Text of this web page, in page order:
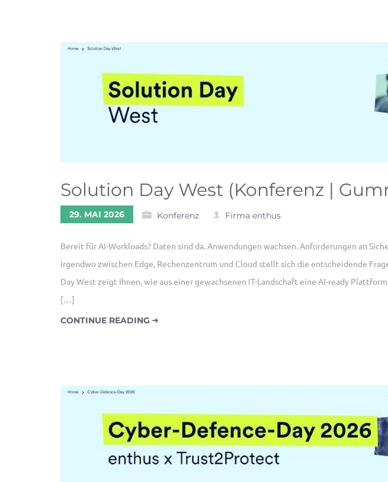
Solution Day West (Konferenz |
29. MAI 2026 Konferenz Firma enthus
Bereit für AI-Workloads? Daten sind da. Anwendungen wachsen. Anforderungen an
irgendwo zwischen Edge, Rechenzentrum und Cloud stellt sich die entscheidende
Day West zeigt Ihnen, wie aus einer gewachsenen IT-Landschaft eine AI-ready
[…]
CONTINUE READING